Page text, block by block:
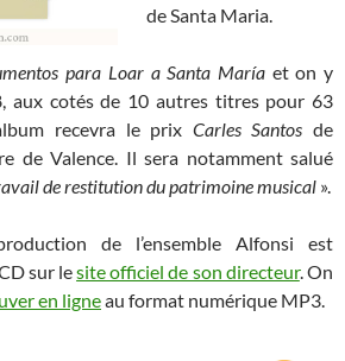
de Santa Maria.
para Loar a Santa Maríaet on y
aux cotés de 10 autres titres pour 63
recevra le prix Carles Santos de
de Valence. Il sera notamment salué
de restitution du patrimoine musical ».
de l’ensemble Alfonsi est
sur lesite officiel de son directeur. On
en ligneau format numérique MP3.